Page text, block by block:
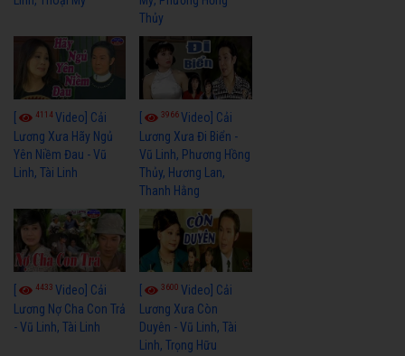
Thủy
4114Video] Cải
Lương Xưa Hãy Ngủ
Yên Niềm Đau - Vũ
Linh, Tài Linh
3966Video] Cải
Lương Xưa Đi Biển -
Vũ Linh, Phương Hồng
Thủy, Hương Lan,
Thanh Hằng
4433 Video] Cải
Lương Nợ Cha Con Trả
- Vũ Linh, Tài Linh
3600Video] Cải
Lương Xưa Còn
Duyên - Vũ Linh, Tài
Linh, Trọng Hữu